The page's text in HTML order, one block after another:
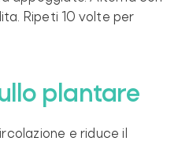
Ripeti 10 volte per
plantare
e riduce il